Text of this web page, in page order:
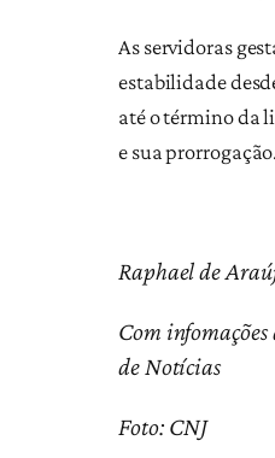
As servidoras
estabilidade
até o término da
e sua prorrogação.
Raphael de
Com
de Notícias
Foto: CNJ